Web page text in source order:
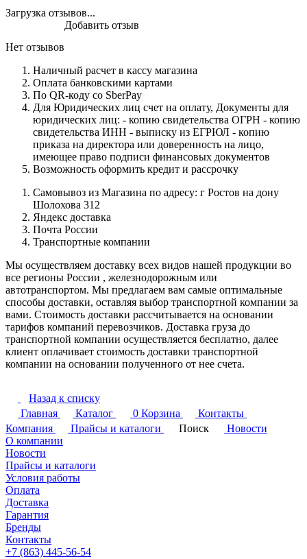
Загрузка отзывов...
Нет отзывов
Добавить отзыв
Наличный расчет в кассу магазина
Оплата банковскими картами
По QR-коду со SberPay
Для Юридических лиц счет на оплату, Документы для
юридических лиц: - копию свидетельства ОГРН - копию
свидетельства ИНН - выписку из ЕГРЮЛ - копию
приказа на директора или доверенность на лицо,
имеющее право подписи финансовых документов
Возможность оформить кредит и рассрочку
Самовывоз из Магазина по адресу: г Ростов на дону
Шолохова 312
Яндекс доставка
Почта России
Транспортные компании
Мы осуществляем доставку всех видов нашей продукции во
все регионы России , железнодорожным или
автотранспортом. Мы предлагаем вам самые оптимальные
способы доставки, оставляя выбор транспортной компании за
вами. Стоимость доставки рассчитывается на основании
тарифов компаний перевозчиков. Доставка груза до
транспортной компании осуществляется бесплатно, далее
клиент оплачивает стоимость доставки транспортной
компании на основании полученного от нее счета.
Назад к списку
Главная
Каталог 0 Корзина
Контакты
Компания
Прайсы и каталоги Поиск
Новости
О компании
Новости
Прайсы и каталоги
Условия работы
Оплата
Доставка
Гарантия
Бренды
Контакты
+7 (863) 445-56-54